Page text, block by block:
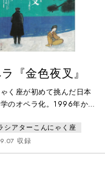
『金色夜叉』
く座が初めて挑んだ日本
のオペラ化。1996年から
をおこなった。2012年には
く座創立40周年記念公演
演した。
シアターこんにゃく座
収録